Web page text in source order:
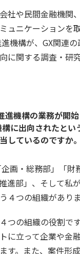
社や民間金融機関
ュニケーションを
機構が、GX関連の
に関する調査・研
進機構の業務が開
に出向されたとい
しているのですか。
画・総務部」「財
進部」、そして私
４つの組織がありま
つの組織の役割で
に立って企業や金
す。また、案件形